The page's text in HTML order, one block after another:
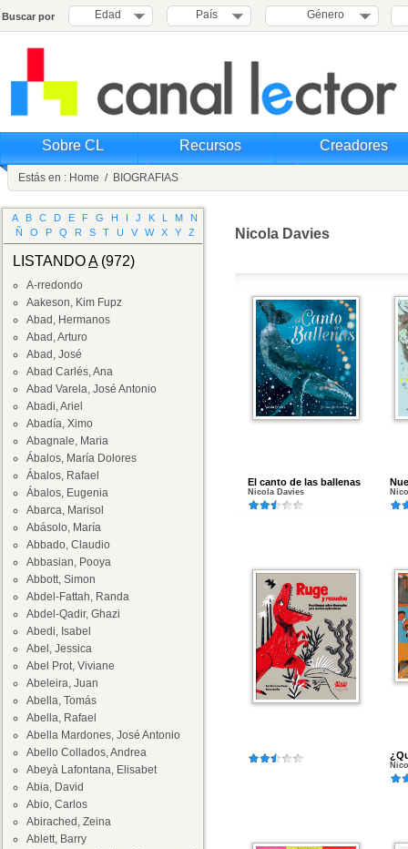
Buscar por Edad País Género
Sobre CL Recursos Creadores
Estás en : Home / BIOGRAFIAS
A B C D E F G H I J K L M
N
Ñ
O P Q R S T U V W X Y Z
LISTANDOA(972)
A-rredondo
Aakeson, Kim Fupz
Abad, Hermanos
Abad, Arturo
Abad, José
Abad Carlés, Ana
Abad Varela, José Antonio
Abadi, Ariel
Abadía, Ximo
Abagnale, Maria
Ábalos, María Dolores
Ábalos, Rafael
Ábalos, Eugenia
Abarca, Marisol
Abásolo, María
Abbado, Claudio
Abbasian, Pooya
Abbott, Simon
Abdel-Fattah, Randa
Abdel-Qadir, Ghazi
Abedi, Isabel
Abel, Jessica
Abel Prot, Viviane
Abeleira, Juan
Abella, Tomás
Abella, Rafael
Abella Mardones, José Antonio
Abello Collados, Andrea
Abeyà Lafontana, Elisabet
Abia, David
Abio, Carlos
Abirached, Zeina
Ablett, Barry
Nicola Davies
El canto de las ballenas
Nicola Davies